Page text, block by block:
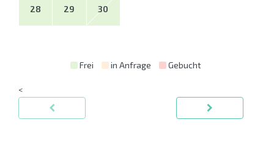
28 29 30
Frei in Anfrage Gebucht
<